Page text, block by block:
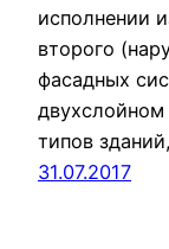
исполнении
второго
фасадных
двухслойном
типов
31.07.2017